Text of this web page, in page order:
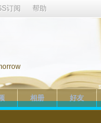
订阅 帮助
相册 好友